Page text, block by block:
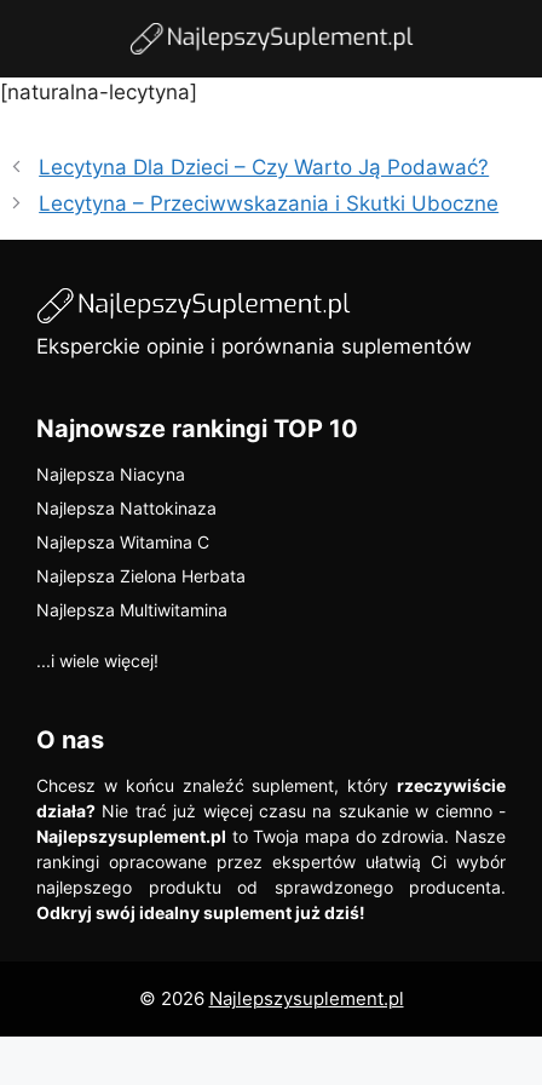
[naturalna-lecytyna]
Lecytyna Dla Dzieci – Czy Warto Ją Podawać?
Lecytyna – Przeciwwskazania i Skutki Uboczne
Eksperckie opinie i porównania suplementów
Najnowsze rankingi TOP 10
Najlepsza Niacyna
Najlepsza Nattokinaza
Najlepsza Witamina C
Najlepsza Zielona Herbata
Najlepsza Multiwitamina
...i wiele więcej!
O nas
Chcesz w końcu znaleźć suplement, który rzeczywiście
działa? Nie trać już więcej czasu na szukanie w ciemno -
Najlepszysuplement.pl to Twoja mapa do zdrowia. Nasze
rankingi opracowane przez ekspertów ułatwią Ci wybór
najlepszego produktu od sprawdzonego producenta.
Odkryj swój idealny suplement już dziś!
© 2026 Najlepszysuplement.pl